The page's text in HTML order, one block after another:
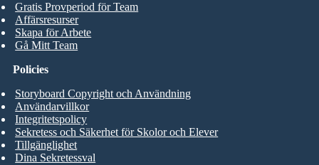
Gratis Provperiod för Team
Affärsresurser
Skapa för Arbete
Gå Mitt Team
Policies
Storyboard Copyright och Användning
Användarvillkor
Integritetspolicy
Sekretess och Säkerhet för Skolor och Elever
Tillgänglighet
Dina Sekretessval